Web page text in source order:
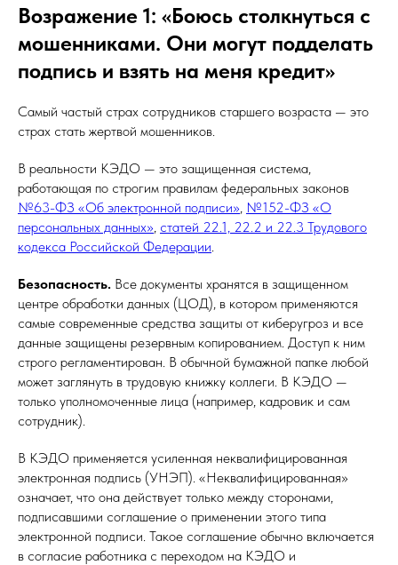
Возражение 1: «Боюсь столкнуться с
мошенниками. Они могут подделать
подпись и взять на меня кредит»
Самый частый страх сотрудников старшего возраста — это
страх стать жертвой мошенников.
В реальности КЭДО — это защищенная система,
работающая по строгим правилам федеральных законов
№63-ФЗ «Об электронной подписи», №152-ФЗ «О
персональных данных», статей 22.1, 22.2 и 22.3 Трудового
кодекса Российской Федерации.
Безопасность. Все документы хранятся в защищенном
центре обработки данных (ЦОД), в котором применяются
самые современные средства защиты от киберугроз и все
данные защищены резервным копированием. Доступ к ним
строго регламентирован. В обычной бумажной папке любой
может заглянуть в трудовую книжку коллеги. В КЭДО —
только уполномоченные лица (например, кадровик и сам
сотрудник).
В КЭДО применяется усиленная неквалифицированная
электронная подпись (УНЭП). «Неквалифицированная»
означает, что она действует только между сторонами,
подписавшими соглашение о применении этого типа
электронной подписи. Такое соглашение обычно включается
в согласие работника с переходом на КЭДО и